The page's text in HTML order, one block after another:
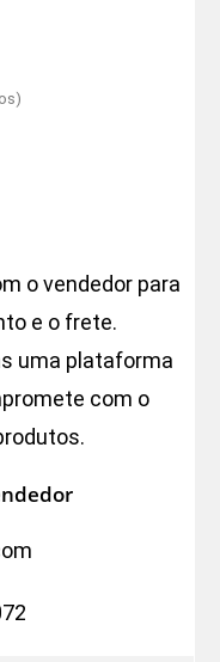
o vendedor para
e o frete.
uma plataforma
com o